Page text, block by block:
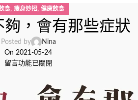
食, 瘦身妙招, 健康飲食
夠，會有那些症狀
Posted by
Nina
On 2021-05-24
留言功能已關閉